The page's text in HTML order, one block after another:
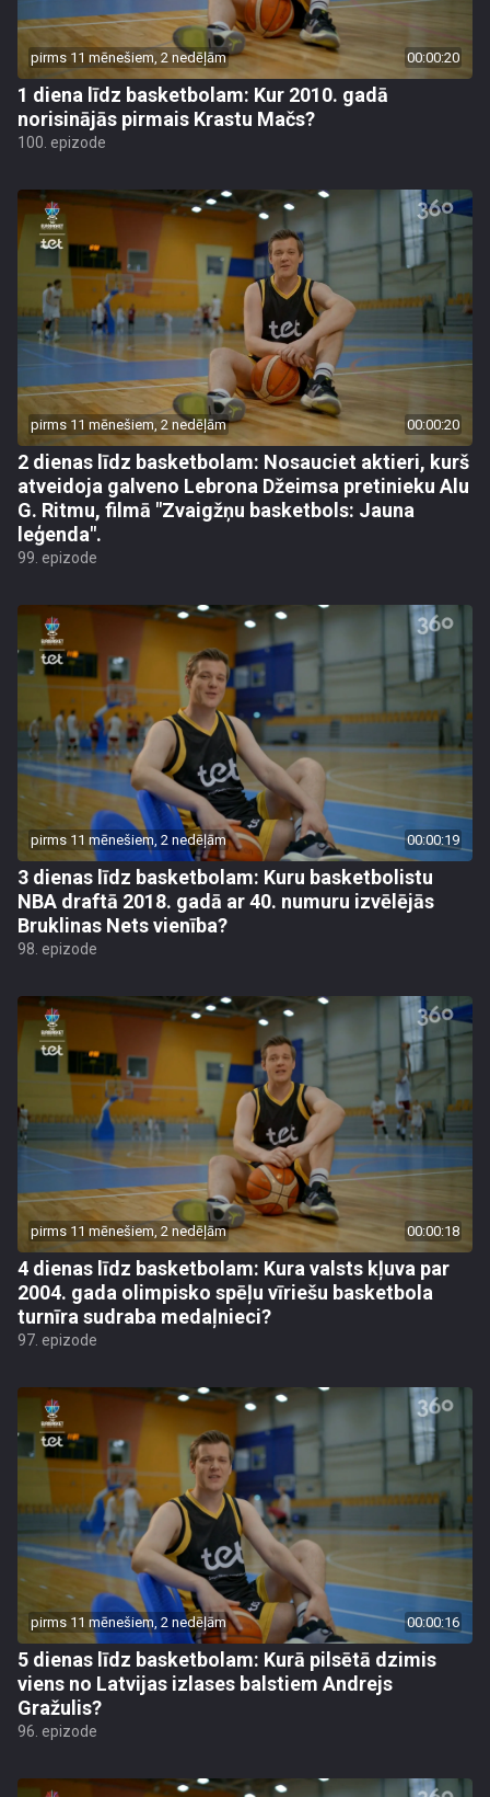
pirms 11 mēnešiem, 2 nedēļām 00:00:20
1 diena līdz basketbolam: Kur 2010. gadā
norisinājās pirmais Krastu Mačs?
100. epizode
pirms 11 mēnešiem, 2 nedēļām 00:00:20
2 dienas līdz basketbolam: Nosauciet aktieri, kurš
atveidoja galveno Lebrona Džeimsa pretinieku Alu
G. Ritmu, filmā "Zvaigžņu basketbols: Jauna
leģenda".
99. epizode
pirms 11 mēnešiem, 2 nedēļām 00:00:19
3 dienas līdz basketbolam: Kuru basketbolistu
NBA draftā 2018. gadā ar 40. numuru izvēlējās
Bruklinas Nets vienība?
98. epizode
pirms 11 mēnešiem, 2 nedēļām 00:00:18
4 dienas līdz basketbolam: Kura valsts kļuva par
2004. gada olimpisko spēļu vīriešu basketbola
turnīra sudraba medaļnieci?
97. epizode
pirms 11 mēnešiem, 2 nedēļām 00:00:16
5 dienas līdz basketbolam: Kurā pilsētā dzimis
viens no Latvijas izlases balstiem Andrejs
Gražulis?
96. epizode